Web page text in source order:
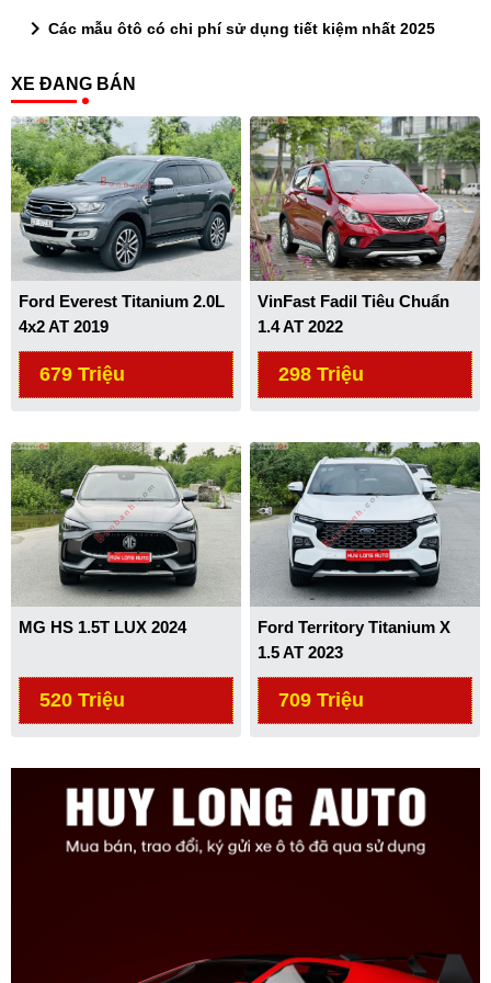
chevron_right Các mẫu ôtô có chi phí sử dụng tiết kiệm nhất 2025
XE ĐANG BÁN
Ford Everest Titanium 2.0L
4x2 AT 2019
679 Triệu
VinFast Fadil Tiêu Chuẩn
1.4 AT 2022
298 Triệu
MG HS 1.5T LUX 2024
520 Triệu
Ford Territory Titanium X
1.5 AT 2023
709 Triệu